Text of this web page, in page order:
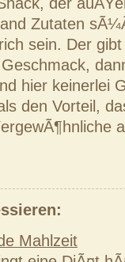
Zutaten
sein. Der
hier keinerlei
den Vorteil,
Mahlzeit